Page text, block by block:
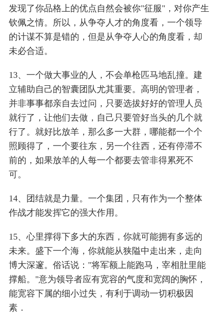
发现了你品格上的优点自然会被你"征服"，对你产生
钦佩之情。所以，从争夺人才的角度看，一个领导
的计谋不算是错的，但是从争夺人心的角度看，却
未必合适。
13、一个做大事业的人，不会单枪匹马地乱撞。建
立辅助自己的智囊团队尤其重要。高明的管理者，
并非事事都亲自去过问，只要选拔好好的管理人员
就行了，让他们去做，自己只要管好当头的几个就
行了。就好比放羊，那么多一大群，哪能都一个个
照顾得了，一个要往东，另一个往西，还有停滞不
前的，如果放羊的人每一个都要去管非得累死不
可。
14、团结就是力量。一个集团，只有作为一个整体
作战才能发挥它的强大作用。
15、心里撑得下多大的东西，你就可能拥有多远的
未来。盛下一个海，你就能从狭隘中走出来，走向
博大深邃。俗话说："将军额上能跑马，宰相肚里能
撑船。"意为领导者应有宽容的气度和宽阔的胸怀，
能宽容下属的细小过失，有利于调动一切积极因
素．